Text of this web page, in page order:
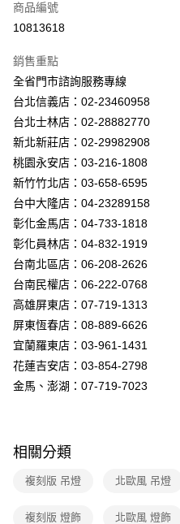
LINE Pay
街口支付
悠遊付
Google Pay
全盈+PAY
AFTEE先享後付
相關說明
【關於「AFTEE先享後付」】
AFTEE先享後付是「在收到商品之後
便利好安心！
１．簡單：不需註冊會員、不需綁卡
３．安心：先確認商品／服務後，再
【「AFTEE先享後付」結帳流程】
１．於結帳方式選擇「AFTEE先享後
結帳頁面，進行簡訊認證並確認金額
２．訂單成立數日內，您將收到繳費
後付繳納相關費用。
是否繳費成功／繳費後需取消欲退
ATM付款
運送方式
新竹貨運宅配
商品編號
10813618
銷售重點
全省門市諮詢服務專線
台北信義店：02-23460958
台北士林店：02-28882770
新北新莊店：02-29982908
桃園永安店：03-216-1808
新竹竹北店：03-658-6595
台中大隆店：04-23289158
彰化金馬店：04-733-1818
彰化員林店：04-832-1919
台南北區店：06-208-2626
台南民權店：06-222-0768
高雄屏東店：07-719-1313
屏東恆春店：08-889-6626
宜蘭羅東店：03-961-1431
花蓮吉安店：03-854-2798
金馬、澎湖：07-719-7023
相關分類
複刻版 吊燈 北歐風 吊燈
複刻版 燈飾 北歐風 燈飾